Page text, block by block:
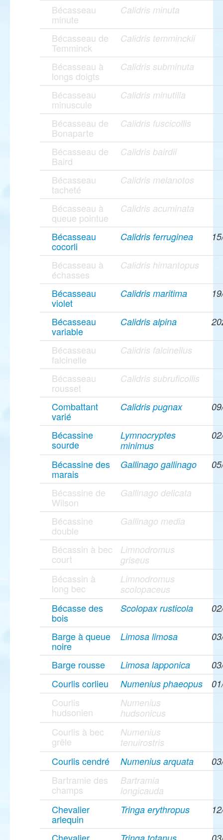
Bécasseau
minute
Calidris minuta
Bécasseau de
Temminck
Calidris temminckii
Bécasseau à
longs doigts
Calidris subminuta
Bécasseau
minuscule
Calidris minutilla
Bécasseau de
Bonaparte
Calidris fuscicollis
Bécasseau de
Baird
Calidris bairdii
Bécasseau
tacheté
Calidris melanotos
Bécasseau à
queue pointue
Calidris acuminata
Bécasseau
cocorli
Calidris ferruginea
Bécasseau à
échasses
Calidris himantopus
Bécasseau
violet
Calidris maritima
Bécasseau
variable
Calidris alpina
Bécasseau
falcinelle
Calidris falcinellus
Bécasseau
rousset
Calidris subruficollis
Combattant
varié
Calidris pugnax
Bécassine
sourde
Lymnocryptes
minimus
Bécassine des
marais
Gallinago gallinago
Bécassine de
Wilson
Gallinago delicata
Bécassine
double
Gallinago media
Bécassin à bec
court
Limnodromus
griseus
Bécassin à
long bec
Limnodromus
scolopaceus
Bécasse des
bois
Scolopax rusticola
Barge à queue
noire
Limosa limosa
Barge rousse Limosa lapponica
Courlis corlieu Numenius phaeopus
Courlis
hudsonien
Numenius
hudsonicus
Courlis à bec
grêle
Numenius
tenuirostris
Courlis cendré Numenius arquata
Bartramie des
champs
Bartramia
longicauda
Chevalier
arlequin
Tringa erythropus